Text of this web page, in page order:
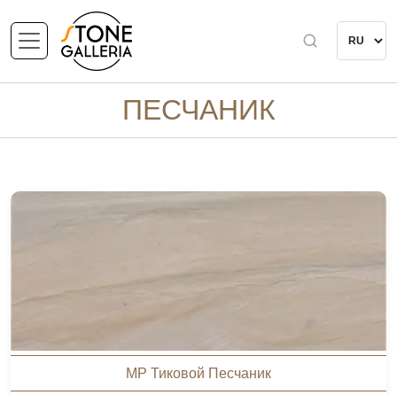
ПЕСЧАНИК
MP Тиковой Песчаник